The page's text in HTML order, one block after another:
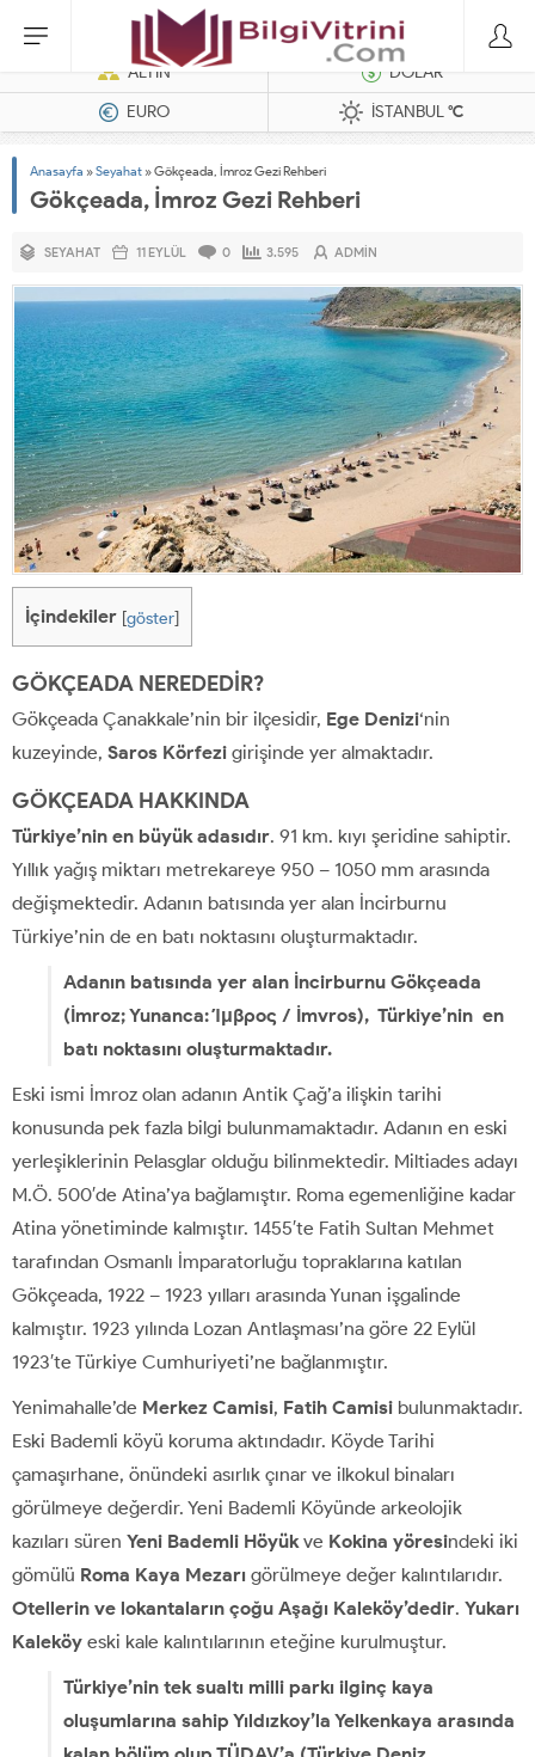
Dizel Jeneratörler
ALTIN
DOLAR
EURO
İSTANBUL°C
Anasayfa »Seyahat »Gökçeada, İmroz Gezi Rehberi
Gökçeada, İmroz Gezi Rehberi
SEYAHAT 11 EYLÜL 0 3.595 ADMIN
İçindekiler [göster]
GÖKÇEADA NEREDEDİR?
Gökçeada Çanakkale’nin bir ilçesidir, Ege Denizi‘nin
kuzeyinde, Saros Körfezi girişinde yer almaktadır.
GÖKÇEADA HAKKINDA
Türkiye’nin en büyük adasıdır. 91 km. kıyı şeridine sahiptir.
Yıllık yağış miktarı metrekareye 950 – 1050 mm arasında
değişmektedir. Adanın batısında yer alan İncirburnu
Türkiye’nin de en batı noktasını oluşturmaktadır.
Adanın batısında yer alan İncirburnu Gökçeada
(İmroz; Yunanca: Ίμβρος / İmvros), Türkiye’nin en
batı noktasını oluşturmaktadır.
Eski ismi İmroz olan adanın Antik Çağ’a ilişkin tarihi
konusunda pek fazla bilgi bulunmamaktadır. Adanın en eski
yerleşiklerinin Pelasglar olduğu bilinmektedir. Miltiades adayı
M.Ö. 500′de Atina’ya bağlamıştır. Roma egemenliğine kadar
Atina yönetiminde kalmıştır. 1455′te Fatih Sultan Mehmet
tarafından Osmanlı İmparatorluğu topraklarına katılan
Gökçeada, 1922 – 1923 yılları arasında Yunan işgalinde
kalmıştır. 1923 yılında Lozan Antlaşması’na göre 22 Eylül
1923′te Türkiye Cumhuriyeti’ne bağlanmıştır.
Yenimahalle’de Merkez Camisi, Fatih Camisi bulunmaktadır.
Eski Bademli köyü koruma aktındadır. Köyde Tarihi
çamaşırhane, önündeki asırlık çınar ve ilkokul binaları
görülmeye değerdir. Yeni Bademli Köyünde arkeolojik
kazıları süren Yeni Bademli Höyükve Kokina yöresindeki iki
gömülü Roma Kaya Mezarı görülmeye değer kalıntılarıdır.
Otellerin ve lokantaların çoğu Aşağı Kaleköy’dedir. Yukarı
Kaleköy eski kale kalıntılarının eteğine kurulmuştur.
Türkiye’nin tek sualtı milli parkı ilginç kaya
oluşumlarına sahip Yıldızkoy’la Yelkenkaya arasında